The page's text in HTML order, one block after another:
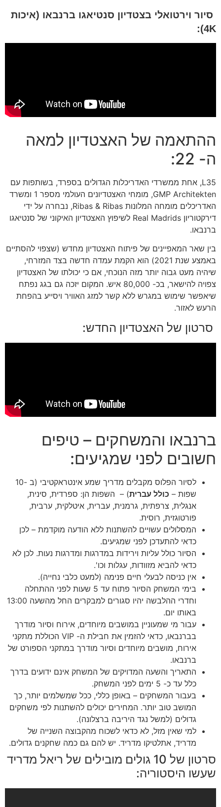
סיור וירטואלי בצטדיון סנטיאגו ברנבאו (איכות
4K):
ההתאמה של האצטדיון למאה
ה- 22:
L35, אחת ממשרדי האדריכלות הגדולים בספרד, בשותפות עם
GMP Architekten, מומחי האצטדיונים העולמי מספר 1 ומשרד
האדריכלים מומחה המלונות Ribas & Ribas, נבחרה על ידי
דירקטוריון Real Madrids לשיפוץ האצטדיון האיקוני של סנטיאגו
ברנבאו.
בין שאר המאפיינים של פיתוח האצטדיון מחדש (שצפוי להסתיים
באמצע שנת 2021) הוא הקמת עמדה חדשה בצד המזרחי,
שיהיה מעט גבוה יותר מזה הנוכחי, אם כי יכולתו של האצטדיון
צפויה להישאר, בכ- 80,000 איש. המקום יזכה גם בגג נפתח
שיאפשר שימוש במגרש ללא קשר למזג האוויר ויסייע בהפחת
הרעש לאזור.
סרטון של האצטדיון החדש:
ברנבאו והמשחקים – טיפים
חשובים לפני שמגיעים:
לסיור הפלוס מקבלים מדריך שמע אינטראקטיבי (ב -10
שפות – כולל עברית) – השפות הן: ספרדית, סינית,
אנגלית, צרפתית, גרמנית, עברית, איטלקית, ערבית,
פורטוגזית, רוסית.
המסלולים עשויים להשתנות ללא הודעה מוקדמת – לכן
כדאי להתעדכן לפני שמגיעים.
הסיור כולל עליות וירידות במדרגות ומדרגות נעות. לכן לא
כדאי להביא מזוודות, עגלות וכו'.
אין כניסה לבעלי חיים פנימה (למעט כלבי נחייה).
בימי המשחק הסיור פתוח עד 5 שעות לפני ההתחלה
וחדרי ההלבשה יהיו סגורים למבקרים החל מהשעה 13:00
באותו יום.
עבור מי שמעוניין במושבים מיוחדים, אירוח וסיור מודרך
בברנבאו, כדאי להזמין את חבילת ה- VIP הכוללת מתקני
אירוח, מושבים מיוחדים וסיור מודרך במתקני הספורט של
ברנבאו.
התאריך והשעה המדויקים של המשחק אינם ידועים בדרך
כלל עד כ- 5 ימים לפני המשחק.
בעבור המשחקים – באופן כללי, ככל שמשלמים יותר, כך
המושב טוב יותר. המחירים יכולים להשתנות לפי משחקים
גדולים (למשל נגד היריבה ברצלונה).
למי שאין מזל, לא כדאי לשכוח מהקבוצה השנייה של
מדריד, אתלטיקו מדריד. יש להם גם כמה שחקנים גדולים.
סרטון של 10 גולים מובילים של ריאל מדריד
שעשו היסטוריה: